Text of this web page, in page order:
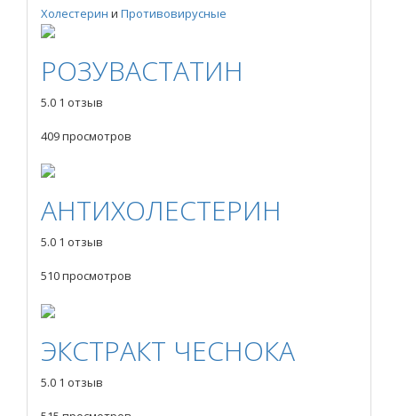
Холестерин и Противовирусные
РОЗУВАСТАТИН
5.0 1 отзыв
409 просмотров
АНТИХОЛЕСТЕРИН
5.0 1 отзыв
510 просмотров
ЭКСТРАКТ ЧЕСНОКА
5.0 1 отзыв